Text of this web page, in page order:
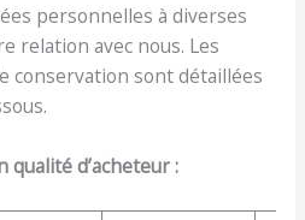
personnelles à diverses
relation avec nous. Les
conservation sont détaillées
qualité d’acheteur :